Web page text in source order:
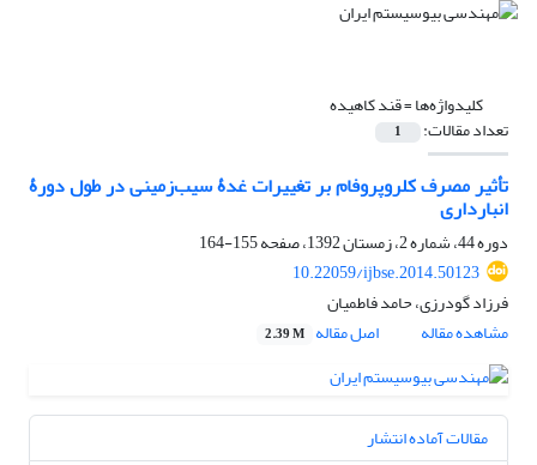
کلیدواژه‌ها =قند کاهیده
تعداد مقالات: 1
تأثیر مصرف کلروپروفام بر تغییرات غدۀ سیب‌زمینی در طول دورۀ
انبارداری
دوره 44، شماره 2، زمستان 1392، صفحه
155-164
10.22059/ijbse.2014.50123
فرزاد گودرزی، حامد فاطمیان
مشاهده مقاله
اصل مقاله 2.39 M
مقالات آماده انتشار